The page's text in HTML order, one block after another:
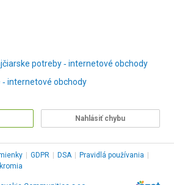
potreby ‑ internetové obchody
‑ internetové obchody
Nahlásiť chybu
GDPR DSA Pravidlá používania